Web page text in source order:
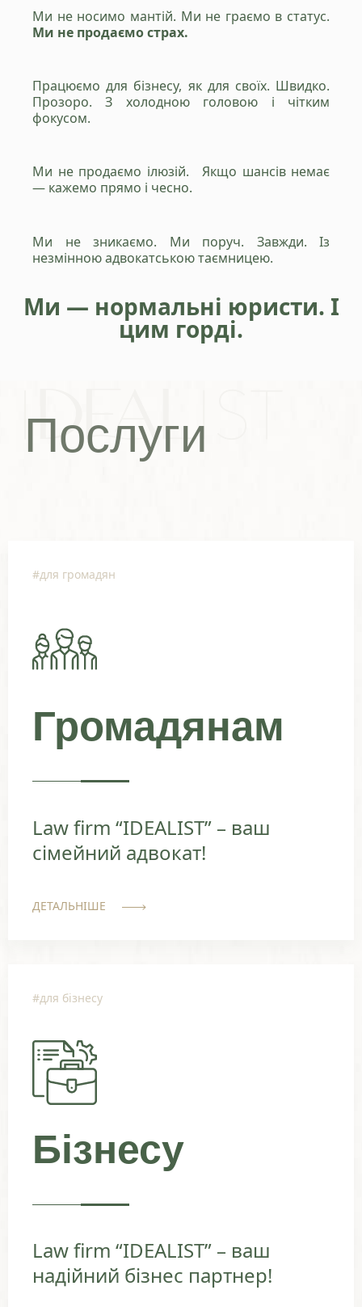
Ми не носимо мантій. Ми не граємо в статус.
Ми не продаємо страх.
Працюємо для бізнесу, як для своїх. Швидко.
Прозоро. З холодною головою і чітким
фокусом.
Ми не продаємо ілюзій. Якщо шансів немає
— кажемо прямо і чесно.
Ми не зникаємо. Ми поруч. Завжди. Із
незмінною адвокатською таємницею.
Ми — нормальні юристи. І
цим горді.
Послуги
#для громадян
Громадянам
Law firm “IDEALIST” – ваш
сімейний адвокат!
ДЕТАЛЬНІШЕ
#для бізнесу
Бізнесу
Law firm “IDEALIST” – ваш
надійний бізнес партнер!